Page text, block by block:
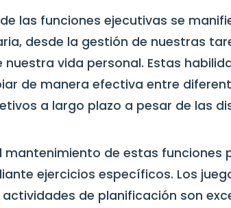
las funciones ejecutivas se
desde la gestión de nuestras
nuestra vida personal. Estas
de manera efectiva entre
a largo plazo a pesar de las
mantenimiento de estas funciones
ejercicios específicos. Los
de planificación son